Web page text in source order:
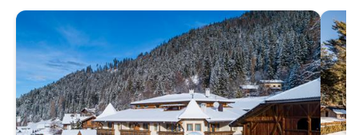
Met de Dolomiti Superski-skipas eindeloos de
bergen in
Wat deze regio extra bijzonder maakt, is dat je hier
skiet met de Dolomiti Superski‑skipas. Daarmee ligt
een van de grootste skigebieden ter wereld aan je
voeten. Zin om meer kilometers te maken? Dan is het